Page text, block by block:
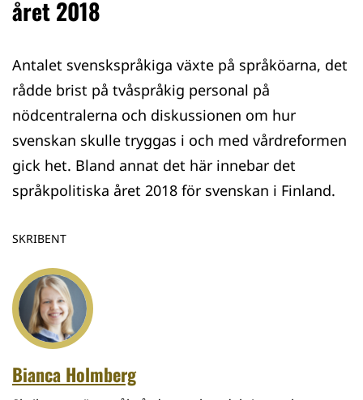
året 2018
Antalet svenskspråkiga växte på språköarna, det
rådde brist på tvåspråkig personal på
nödcentralerna och diskussionen om hur
svenskan skulle tryggas i och med vårdreformen
gick het. Bland annat det här innebar det
språkpolitiska året 2018 för svenskan i Finland.
SKRIBENT
Bianca Holmberg